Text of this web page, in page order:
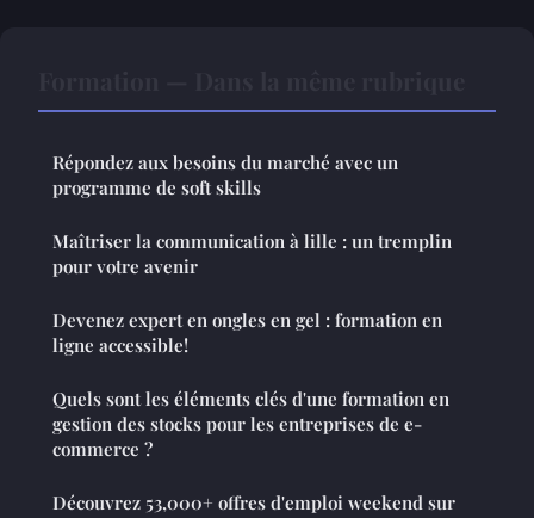
Répondez aux besoins du marché avec un
programme de soft skills
Maîtriser la communication à lille : un tremplin
pour votre avenir
Devenez expert en ongles en gel : formation en
ligne accessible!
Quels sont les éléments clés d'une formation en
gestion des stocks pour les entreprises de e-
commerce ?
Découvrez 53,000+ offres d'emploi weekend sur